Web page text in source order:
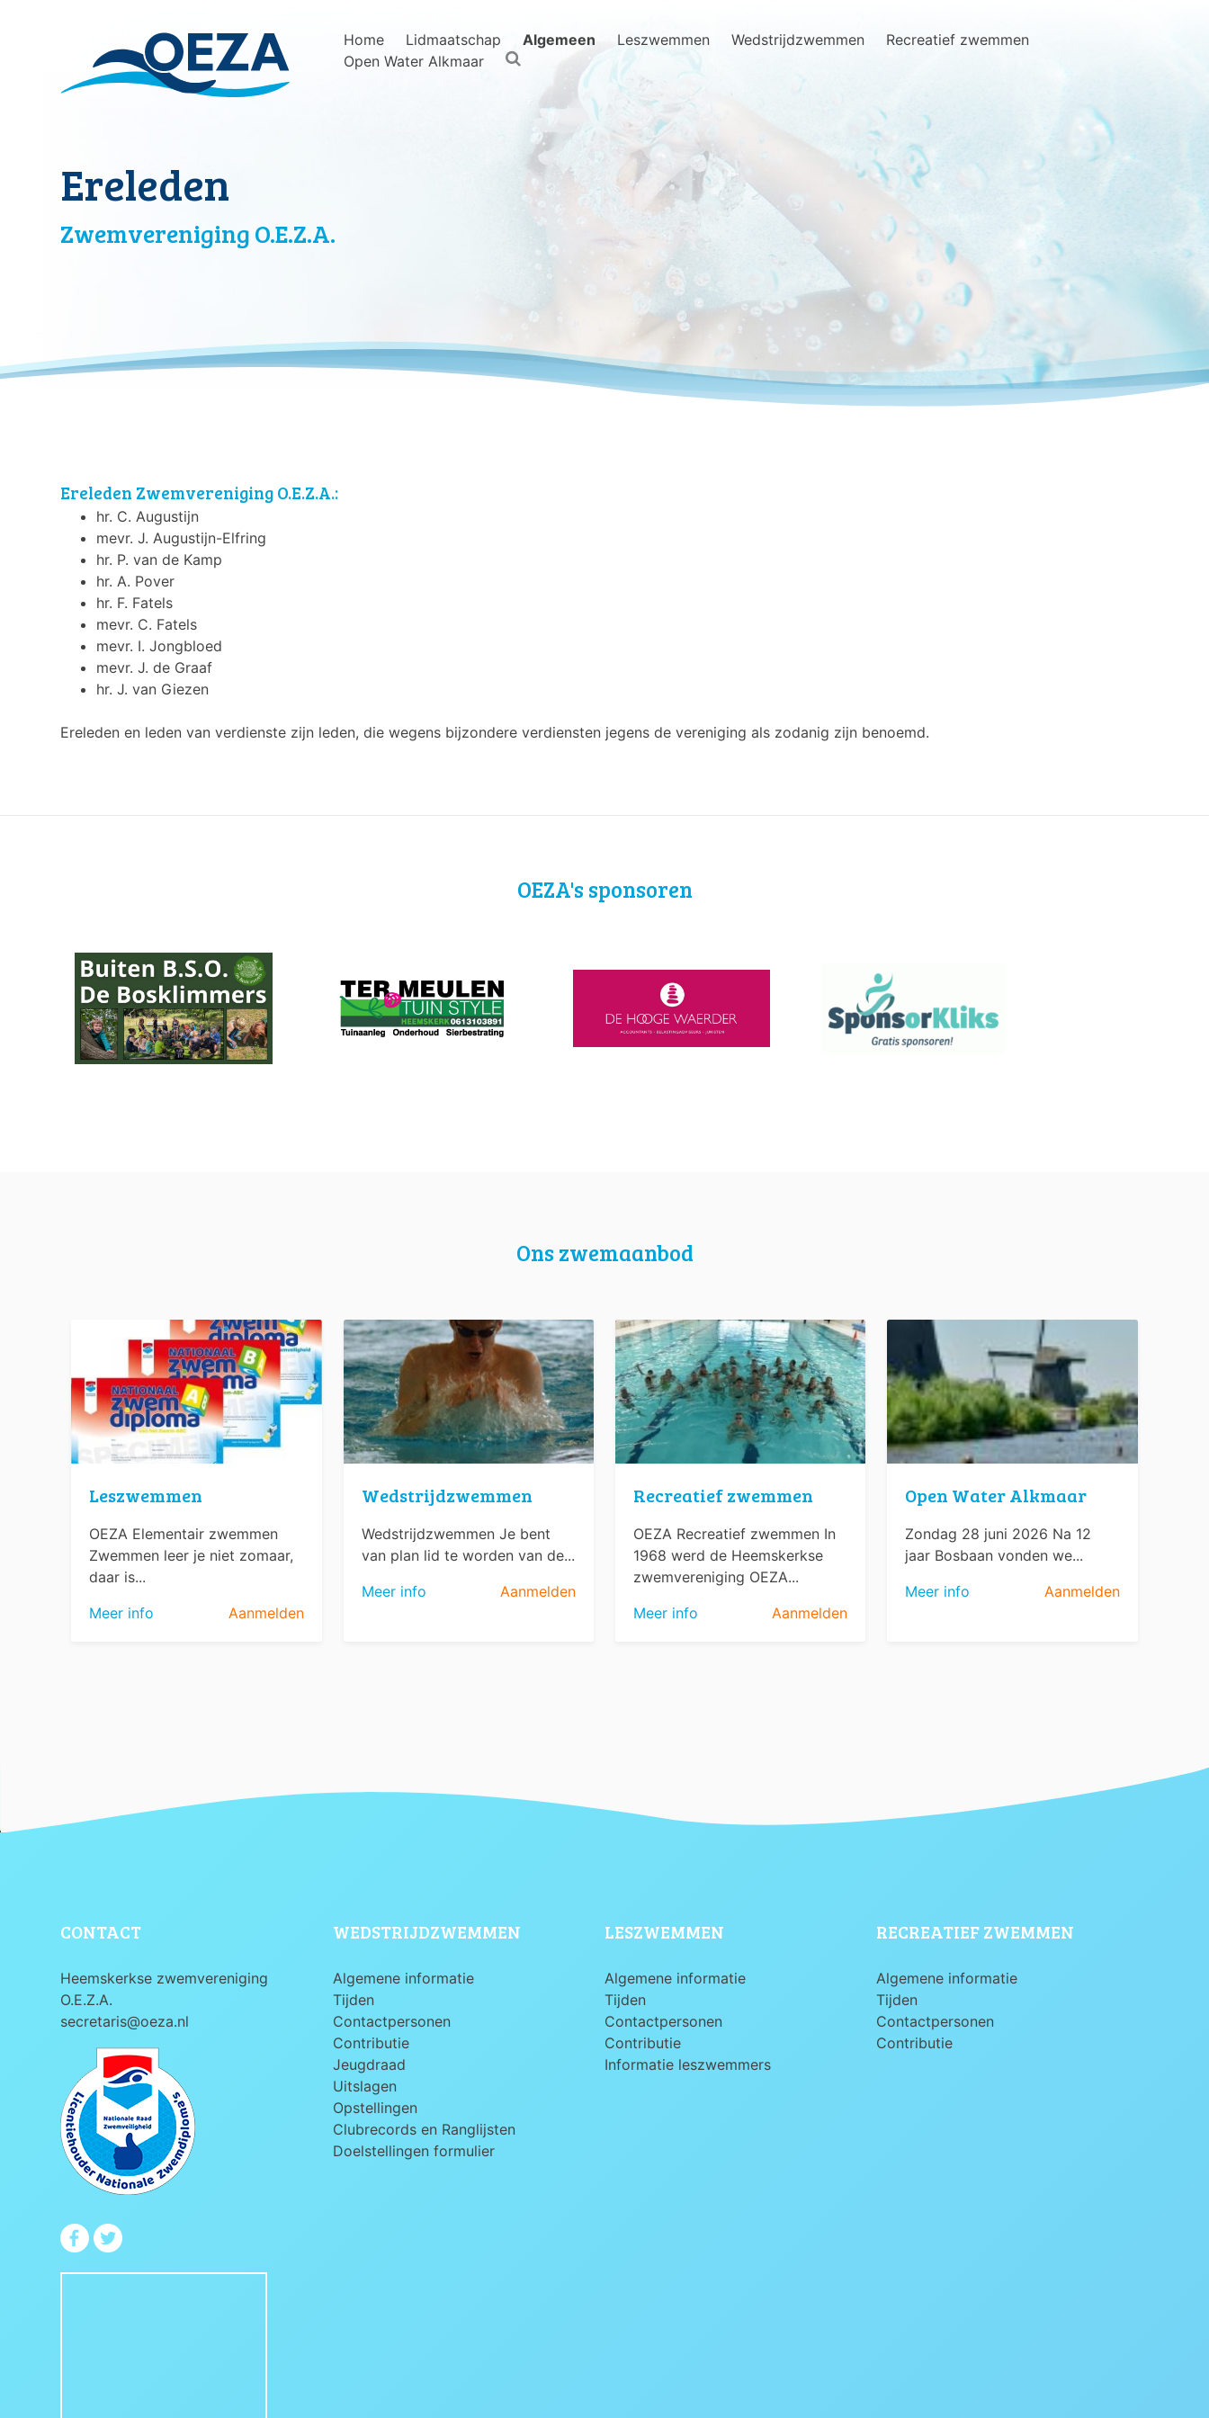
Home Lidmaatschap Algemeen Leszwemmen Wedstrijdzwemmen
Recreatief zwemmen
Open Water Alkmaar
for:
Ereleden
Zwemvereniging O.E.Z.A.
Ereleden Zwemvereniging O.E.Z.A.:
hr. C. Augustijn
mevr. J. Augustijn-Elfring
hr. P. van de Kamp
hr. A. Pover
hr. F. Fatels
mevr. C. Fatels
mevr. I. Jongbloed
mevr. J. de Graaf
hr. J. van Giezen
Ereleden en leden van verdienste zijn leden, die wegens bijzondere verdiensten jegens de vereniging als zodanig zijn benoemd.
OEZA's sponsoren
Ons zwemaanbod
Leszwemmen
OEZA Elementair zwemmen
Zwemmen leer je niet zomaar,
daar is...
Meer info
Aanmelden
Wedstrijdzwemmen
Wedstrijdzwemmen Je bent
van plan lid te worden van de...
Meer info
Aanmelden
Recreatief zwemmen
OEZA Recreatief zwemmen In
1968 werd de Heemskerkse
zwemvereniging OEZA...
Meer info
Aanmelden
Open Water Alkmaar
Zondag 28 juni 2026 Na 12
jaar Bosbaan vonden we...
Meer info
Aanmelden
CONTACT
Heemskerkse zwemvereniging
O.E.Z.A.
secretaris@oeza.nl
WEDSTRIJDZWEMMEN
Algemene informatie
Tijden
Contactpersonen
Contributie
Jeugdraad
Uitslagen
Opstellingen
Clubrecords en Ranglijsten
Doelstellingen formulier
LESZWEMMEN
Algemene informatie
Tijden
Contactpersonen
Contributie
Informatie leszwemmers
RECREATIEF ZWEMMEN
Algemene informatie
Tijden
Contactpersonen
Contributie